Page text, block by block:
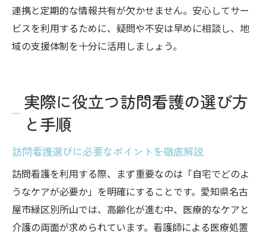
連携と定期的な情報共有が欠かせません。安心してサー
ビスを利用するために、疑問や不安は早めに相談し、地
域の支援体制を十分に活用しましょう。
実際に役立つ訪問看護の選び方
と手順
訪問看護選びに必要なポイントを徹底解説
訪問看護を利用する際、まず重要なのは「自宅でどのよ
うなケアが必要か」を明確にすることです。愛知県名古
屋市緑区別所山では、高齢化が進む中、医療的なケアと
介護の両面が求められています。看護師による医療処置